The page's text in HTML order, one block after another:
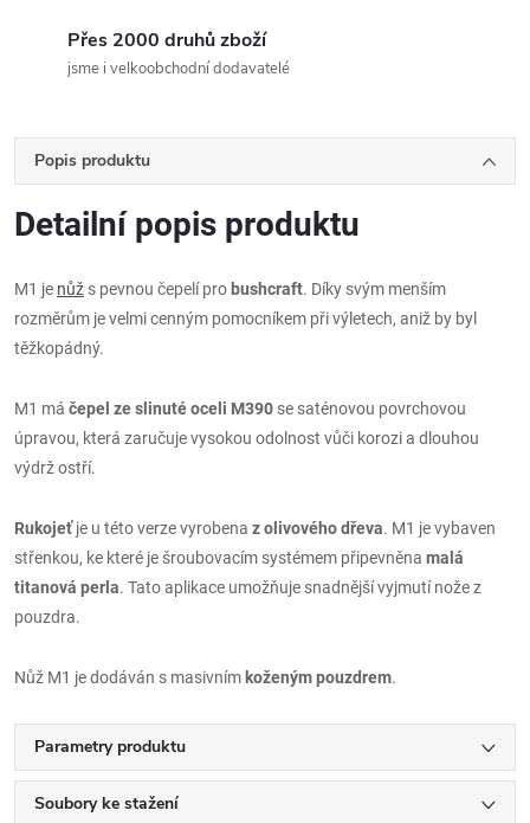
Přes 2000 druhů zboží
jsme i velkoobchodní dodavatelé
Popis produktu
Detailní popis produktu
M1 je nůž s pevnou čepelí pro bushcraft. Díky svým menším
rozměrům je velmi cenným pomocníkem při výletech, aniž by byl
těžkopádný.
M1 má čepel ze slinuté oceli M390 se saténovou povrchovou
úpravou, která zaručuje vysokou odolnost vůči korozi a dlouhou
výdrž ostří.
Rukojeťje u této verze vyrobena z olivového dřeva. M1 je vybaven
střenkou, ke které je šroubovacím systémem připevněna malá
titanová perla. Tato aplikace umožňuje snadnější vyjmutí nože z
pouzdra.
Nůž M1 je dodáván s masivním koženým pouzdrem.
Parametry produktu
Soubory ke stažení